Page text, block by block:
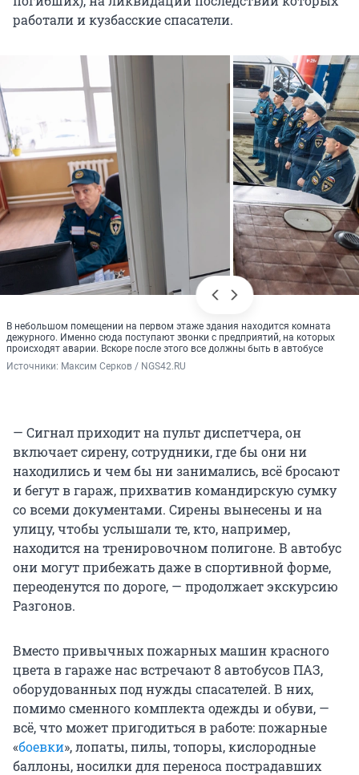
работали и кузбасские спасатели.
В небольшом помещении на первом этаже здания находится комната
дежурного. Именно сюда поступают звонки с предприятий, на которых
происходят аварии. Вскоре после этого все должны быть в автобусе
Источники: Максим Серков / NGS42.RU
— Сигнал приходит на пульт диспетчера, он
включает сирену, сотрудники, где бы они ни
находились и чем бы ни занимались, всё бросают
и бегут в гараж, прихватив командирскую сумку
со всеми документами. Сирены вынесены и на
улицу, чтобы услышали те, кто, например,
находится на тренировочном полигоне. В автобус
они могут прибежать даже в спортивной форме,
переоденутся по дороге, — продолжает экскурсию
Разгонов.
Вместо привычных пожарных машин красного
цвета в гараже нас встречают 8 автобусов ПАЗ,
оборудованных под нужды спасателей. В них,
помимо сменного комплекта одежды и обуви, —
всё, что может пригодиться в работе: пожарные
«боевки», лопаты, пилы, топоры, кислородные
баллоны, носилки для переноса пострадавших